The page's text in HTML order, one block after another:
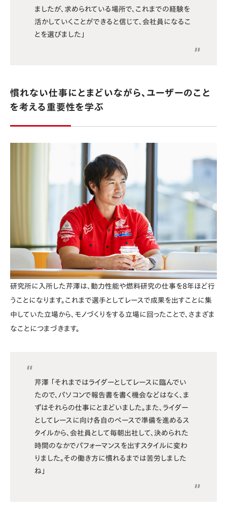
ましたが、求められている場所で、これまでの経験を
活かしていくことができると信じて、会社員になるこ
とを選びました」
慣れない仕事にとまどいながら、ユーザーのこと
を考える重要性を学ぶ
研究所に入所した芹澤は、動力性能や燃料研究の仕事を8年ほど行
うことになります。これまで選手としてレースで成果を出すことに集
中していた立場から、モノづくりをする立場に回ったことで、さまざま
なことにつまづきます。
芹澤 「それまではライダーとしてレースに臨んでい
たので、パソコンで報告書を書く機会などはなく、ま
ずはそれらの仕事にとまどいました。また、ライダー
としてレースに向け各自のぺースで準備を進めるス
タイルから、会社員として毎朝出社して、決められた
時間のなかでパフォーマンスを出すスタイルに変わ
りました。その働き方に慣れるまでは苦労しました
ね」